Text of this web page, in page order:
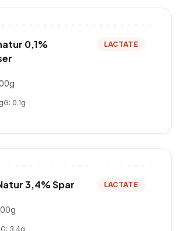
0,1%
LACTATE
gG: 0.1g
3,4% Spar LACTATE
G: 3.4g